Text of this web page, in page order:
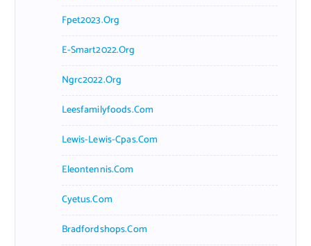
Fpet2023.org
E-Smart2022.org
Ngrc2022.org
Leesfamilyfoods.com
Lewis-Lewis-Cpas.com
Eleontennis.com
Cyetus.com
Bradfordshops.com